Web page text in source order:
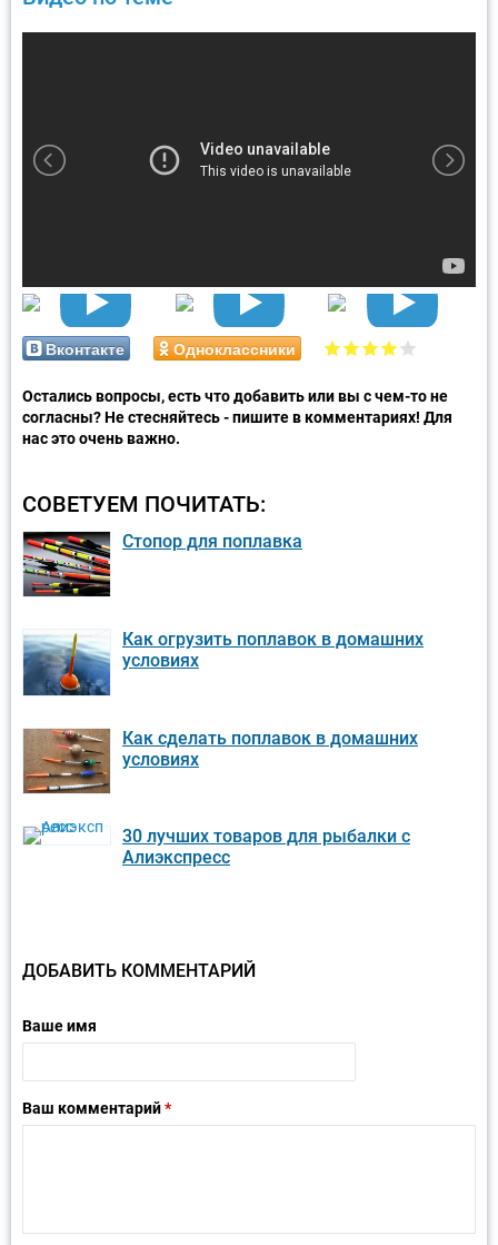
Вконтакте Одноклассники
Остались вопросы, есть что добавить или вы с чем-то не
согласны? Не стесняйтесь - пишите в комментариях! Для
нас это очень важно.
СОВЕТУЕМ ПОЧИТАТЬ:
Стопор для поплавка
Как огрузить поплавок в домашних
условиях
Как сделать поплавок в домашних
условиях
30 лучших товаров для рыбалки с
Алиэкспресс
ДОБАВИТЬ КОММЕНТАРИЙ
Ваше имя
Ваш комментарий*